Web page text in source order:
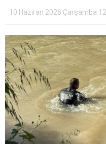
10 Haziran 2026 Çarşamba